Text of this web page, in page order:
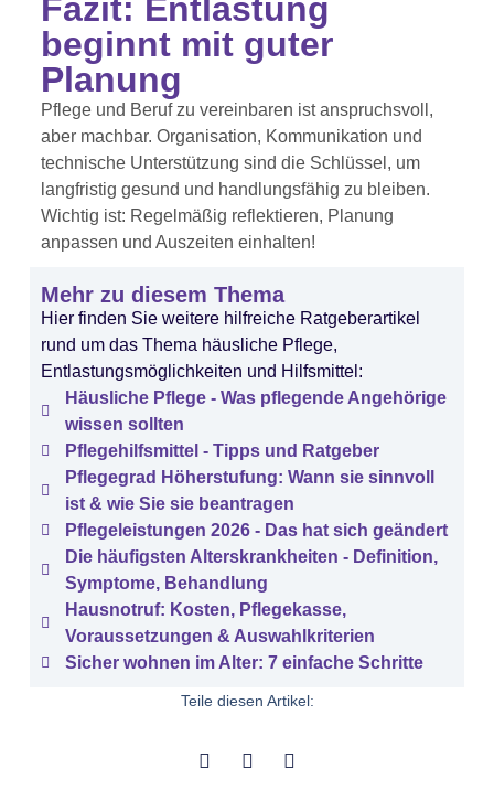
Fazit: Entlastung
beginnt mit guter
Planung
Pflege und Beruf zu vereinbaren ist anspruchsvoll,
aber machbar. Organisation, Kommunikation und
technische Unterstützung sind die Schlüssel, um
langfristig gesund und handlungsfähig zu bleiben.
Wichtig ist: Regelmäßig reflektieren, Planung
anpassen und Auszeiten einhalten!
Mehr zu diesem Thema
Hier finden Sie weitere hilfreiche Ratgeberartikel
rund um das Thema häusliche Pflege,
Entlastungsmöglichkeiten und Hilfsmittel:
Häusliche Pflege - Was pflegende Angehörige
wissen sollten
Pflegehilfsmittel - Tipps und Ratgeber
Pflegegrad Höherstufung: Wann sie sinnvoll
ist & wie Sie sie beantragen
Pflegeleistungen 2026 - Das hat sich geändert
Die häufigsten Alterskrankheiten - Definition,
Symptome, Behandlung
Hausnotruf: Kosten, Pflegekasse,
Voraussetzungen & Auswahlkriterien
Sicher wohnen im Alter: 7 einfache Schritte
Teile diesen Artikel: